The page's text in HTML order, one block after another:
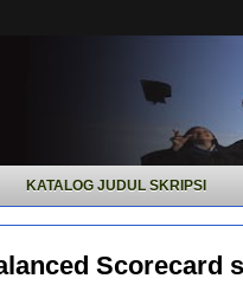
KATALOG JUDUL SKRIPSI
Scorecard